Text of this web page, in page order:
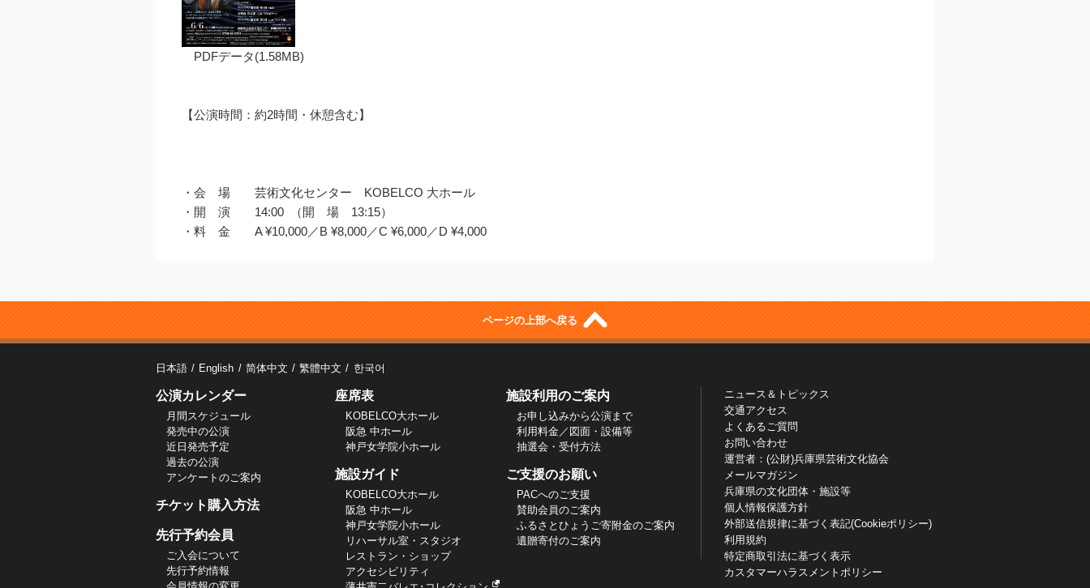
PDFデータ(1.58MB)
【公演時間：約2時間・休憩含む】
・会 場 芸術文化センター KOBELCO 大ホール
・開 演 14:00 （開 場 13:15）
・料 金 A ¥10,000／B ¥8,000／C ¥6,000／D ¥4,000
ページの上部へ戻る
日本語 English 简体中文 繁體中文 한국어
公演カレンダー
月間スケジュール
発売中の公演
近日発売予定
過去の公演
アンケートのご案内
チケット購入方法
先行予約会員
ご入会について
先行予約情報
座席表
KOBELCO大ホール
阪急 中ホール
神戸女学院小ホール
施設ガイド
KOBELCO大ホール
阪急 中ホール
神戸女学院小ホール
リハーサル室・スタジオ
レストラン・ショップ
アクセシビリティ
施設利用のご案内
お申し込みから公演まで
利用料金／図面・設備等
抽選会・受付方法
ご支援のお願い
PACへのご支援
賛助会員のご案内
ふるさとひょうご寄附金のご案内
遺贈寄付のご案内
ニュース＆トピックス
交通アクセス
よくあるご質問
お問い合わせ
運営者：(公財)兵庫県芸術文化協会
メールマガジン
兵庫県の文化団体・施設等
個人情報保護方針
外部送信規律に基づく表記(Cookieポリシー)
利用規約
特定商取引法に基づく表示
カスタマーハラスメントポリシー